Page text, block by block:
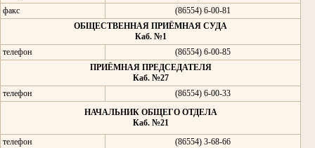
факс
(86554) 6-00-81
ОБЩЕСТВЕННАЯ ПРИЁМНАЯ СУДА
Каб. №1
телефон
(86554) 6-00-85
ПРИЁМНАЯ ПРЕДСЕДАТЕЛЯ
Каб. №27
телефон
(86554) 6-00-33
НАЧАЛЬНИК ОБЩЕГО ОТДЕЛА
Каб. №21
телефон
(86554) 3-68-66